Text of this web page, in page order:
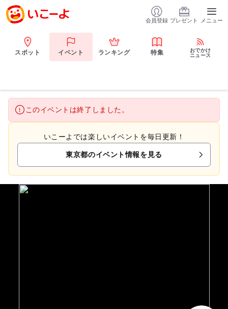
会員登録 プレゼント メニュー
スポット イベント ランキング 特集
おでかけ
ニュース
このイベントは終了しました。
いこーよでは楽しいイベントを毎日更新！
東京都のイベント情報を見る